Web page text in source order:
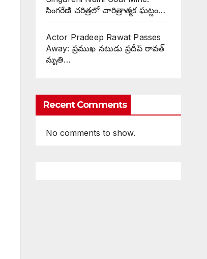
సింగరేణి చరిత్రలో చారిత్రాత్మక ఘట్టం…
Actor Pradeep Rawat Passes
Away: ప్రముఖ నటుడు ప్రదీప్ రావత్
మృతి…
Recent Comments
No comments to show.